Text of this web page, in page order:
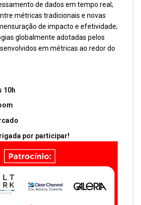
de dados em tempo real;
métricas tradicionais e novas
de impacto e efetividade;
globalmente adotadas pelos
em métricas ao redor do
10h
por participar!